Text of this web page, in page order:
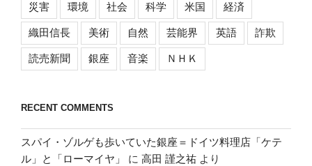
災害 環境 社会 科学 米国 経済
織田信長 美術 自然 芸能界 英語 詐欺
読売新聞 銀座 音楽 ＮＨＫ
RECENT COMMENTS
スパイ・ゾルゲも歩いていた銀座＝ドイツ料理店「ケテ
ル」と「ローマイヤ」
に 高田 謹之祐 より